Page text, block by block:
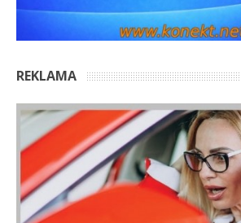
REKLAMA